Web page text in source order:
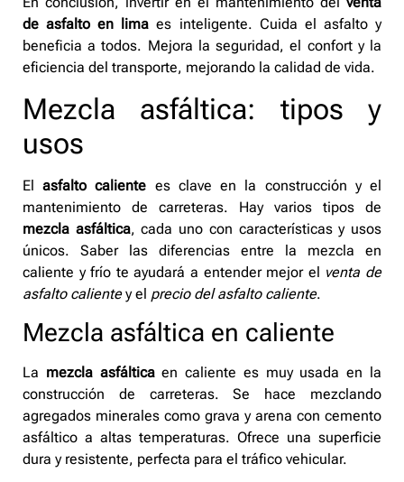
de asfalto en lima es inteligente. Cuida el asfalto y
beneficia a todos. Mejora la seguridad, el confort y la
eficiencia del transporte, mejorando la calidad de vida.
Mezcla asfáltica: tipos y
usos
Elasfalto caliente es clave en la construcción y el
mantenimiento de carreteras. Hay varios tipos de
mezcla asfáltica, cada uno con características y usos
únicos. Saber las diferencias entre la mezcla en
caliente y frío te ayudará a entender mejor el venta de
asfalto calientey el precio del asfalto caliente.
Mezcla asfáltica en caliente
La mezcla asfálticaen caliente es muy usada en la
construcción de carreteras. Se hace mezclando
agregados minerales como grava y arena con cemento
asfáltico a altas temperaturas. Ofrece una superficie
dura y resistente, perfecta para el tráfico vehicular.